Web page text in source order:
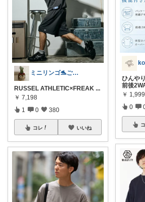
ミニリンゴ🐬ご縁に感謝🌻ありがとう
RUSSEL ATHLETIC×FREAK ...
￥ 7,198
1 0 380
コレ いいね
ひんや
前後
￥ 1,999
0